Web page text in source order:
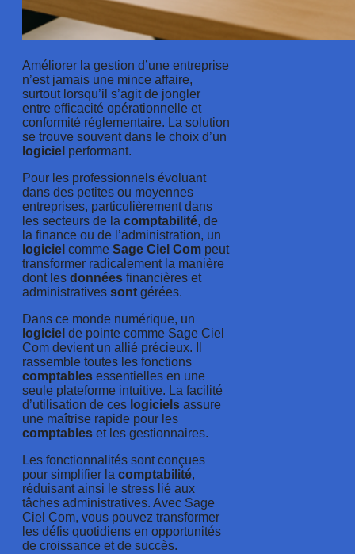
Améliorer la gestion d’une entreprise
n’est jamais une mince affaire,
surtout lorsqu’il s’agit de jongler
entre efficacité opérationnelle et
conformité réglementaire. La solution
se trouve souvent dans le choix d’un
logiciel performant.
Pour les professionnels évoluant
dans des petites ou moyennes
entreprises, particulièrement dans
les secteurs de la comptabilité, de
la finance ou de l’administration, un
logiciel comme Sage Ciel Com peut
transformer radicalement la manière
dont les données financières et
administratives sont gérées.
Dans ce monde numérique, un
logiciel de pointe comme Sage Ciel
Com devient un allié précieux. Il
rassemble toutes les fonctions
comptables essentielles en une
seule plateforme intuitive. La facilité
d’utilisation de ces logiciels assure
une maîtrise rapide pour les
comptables et les gestionnaires.
Les fonctionnalités sont conçues
pour simplifier la comptabilité,
réduisant ainsi le stress lié aux
tâches administratives. Avec Sage
Ciel Com, vous pouvez transformer
les défis quotidiens en opportunités
de croissance et de succès.